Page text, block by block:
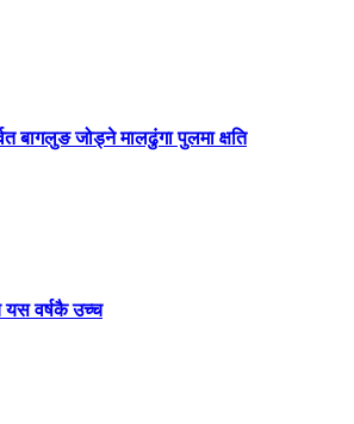
बागलुङ जोड्ने मालढुंगा पुलमा क्षति
यस वर्षकै उच्च